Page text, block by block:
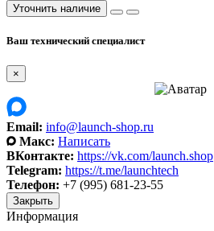
Уточнить наличие
Ваш технический специалист
×
Email: info@launch-shop.ru
Макс: Написать
ВКонтакте: https://vk.com/launch.shop
Telegram: https://t.me/launchtech
Телефон: +7 (995) 681-23-55
Закрыть
Информация